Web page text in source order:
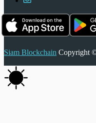
Siam Blockchain Copyright